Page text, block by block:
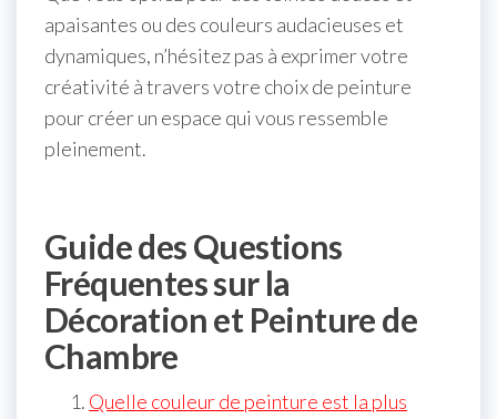
apaisantes ou des couleurs audacieuses et
dynamiques, n’hésitez pas à exprimer votre
créativité à travers votre choix de peinture
pour créer un espace qui vous ressemble
pleinement.
Guide des Questions
Fréquentes sur la
Décoration et Peinture de
Chambre
Quelle couleur de peinture est la plus